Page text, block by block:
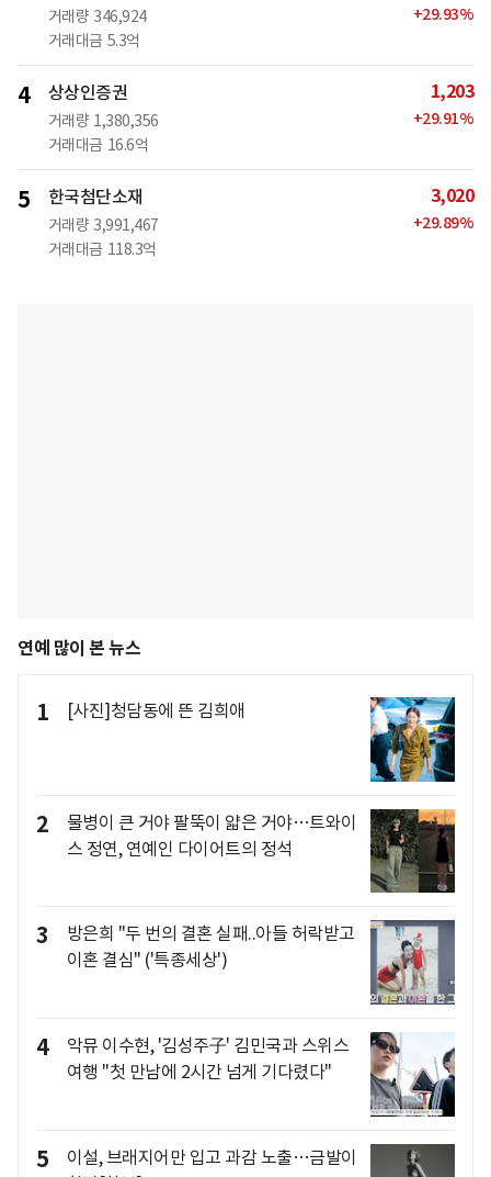
거래량 346,924
거래대금 5.3억
+29.93%
4 상상인증권
거래량 1,380,356
거래대금 16.6억
1,203
+29.91%
5 한국첨단소재
거래량 3,991,467
거래대금 118.3억
3,020
+29.89%
연예 많이 본 뉴스
1 [사진]청담동에 뜬 김희애
2
물병이 큰 거야 팔뚝이 얇은 거야…트와이
스 정연, 연예인 다이어트의 정석
3
방은희 "두 번의 결혼 실패..아들 허락받고
이혼 결심" ('특종세상')
4
악뮤 이수현, '김성주子' 김민국과 스위스
여행 "첫 만남에 2시간 넘게 기다렸다"
5
이설, 브래지어만 입고 과감 노출…금발이